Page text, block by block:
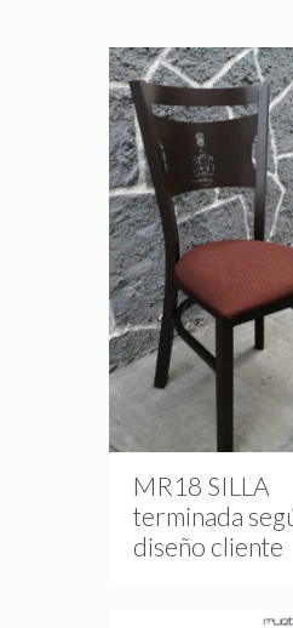
MR18 SILLA
terminada
diseño cliente